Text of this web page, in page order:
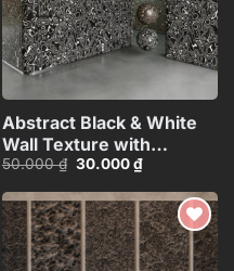
Abstract Black & White
Wall Texture with
Spherical Materials
HCI4803716862718
50.000₫ Giá
là:
50.000 ₫.
30.000₫Giá
hiện
tại
là:
30.000 ₫.
Add to
wishlist